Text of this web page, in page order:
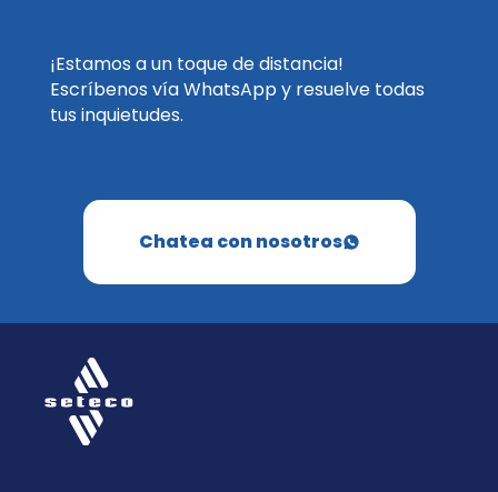
¡Estamos a un toque de distancia!
Escríbenos vía WhatsApp y resuelve todas
tus inquietudes.
Chatea con nosotros